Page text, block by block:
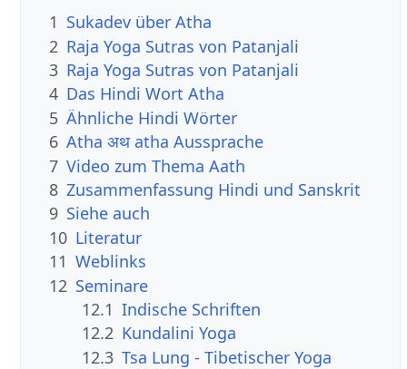
1 Sukadev über Atha
2 Raja Yoga Sutras von Patanjali
3 Raja Yoga Sutras von Patanjali
4 Das Hindi Wort Atha
5 Ähnliche Hindi Wörter
6 Atha अथ atha Aussprache
7 Video zum Thema Aath
8 Zusammenfassung Hindi und Sanskrit
9 Siehe auch
10 Literatur
11 Weblinks
12 Seminare
12.1 Indische Schriften
12.2 Kundalini Yoga
12.3 Tsa Lung - Tibetischer Yoga